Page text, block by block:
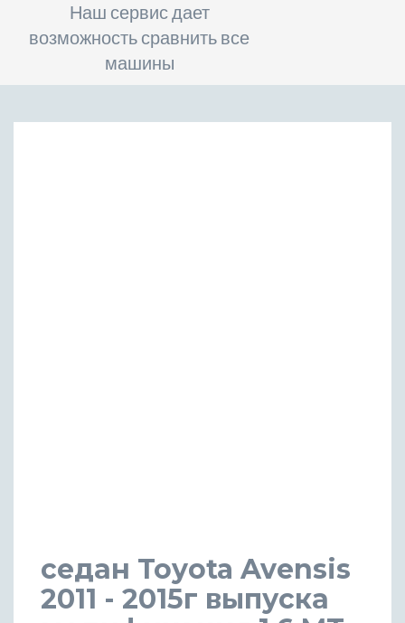
Наш сервис дает
возможность сравнить все
машины
седан Toyota Avensis
2011 - 2015г выпуска